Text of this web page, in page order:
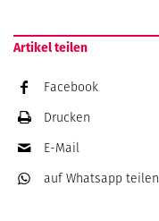
Artikel teilen
Facebook
Drucken
E-Mail
auf Whatsapp teilen